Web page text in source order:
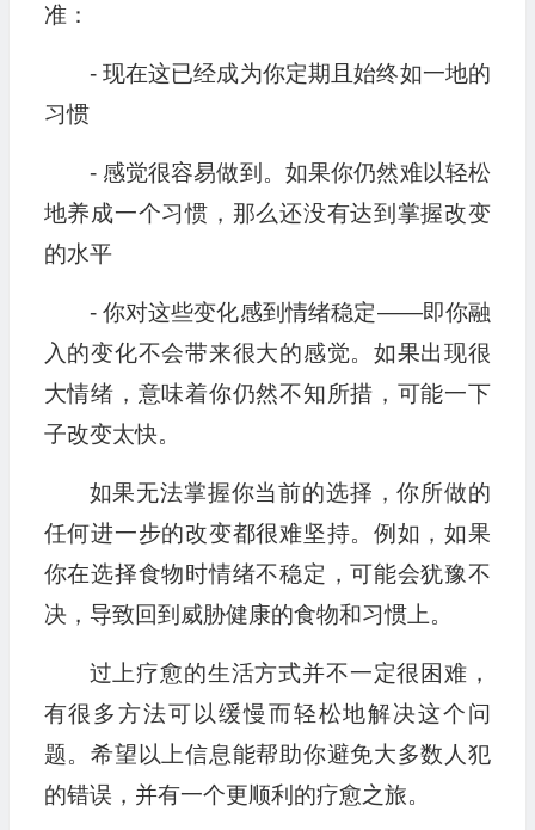
准：
- 现在这已经成为你定期且始终如一地的
习惯
- 感觉很容易做到。如果你仍然难以轻松
地养成一个习惯，那么还没有达到掌握改变
的水平
- 你对这些变化感到情绪稳定——即你融
入的变化不会带来很大的感觉。如果出现很
大情绪，意味着你仍然不知所措，可能一下
子改变太快。
如果无法掌握你当前的选择，你所做的
任何进一步的改变都很难坚持。例如，如果
你在选择食物时情绪不稳定，可能会犹豫不
决，导致回到威胁健康的食物和习惯上。
过上疗愈的生活方式并不一定很困难，
有很多方法可以缓慢而轻松地解决这个问
题。希望以上信息能帮助你避免大多数人犯
的错误，并有一个更顺利的疗愈之旅。